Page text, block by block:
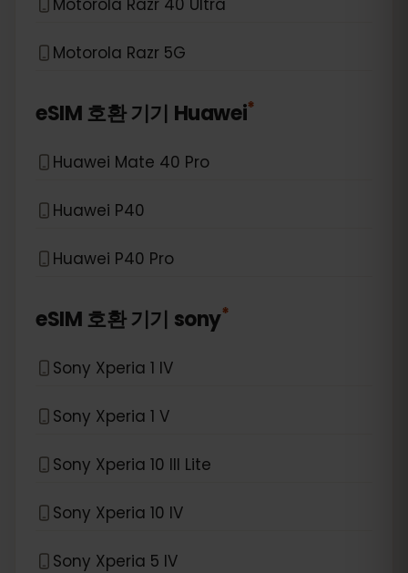
Motorola Razr 5G
eSIM 호환 기기 Huawei*
Huawei Mate 40 Pro
Huawei P40
Huawei P40 Pro
eSIM 호환 기기 sony*
Sony Xperia 1 IV
Sony Xperia 1 V
Sony Xperia 10 III Lite
Sony Xperia 10 IV
Sony Xperia 5 IV